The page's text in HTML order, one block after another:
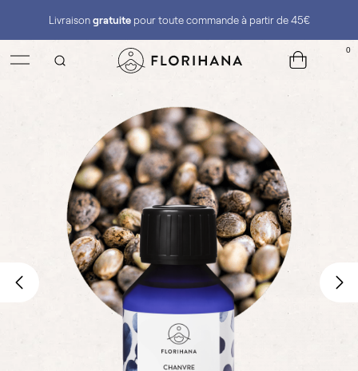
Livraison gratuitepour toute commande à partir de 45€
0